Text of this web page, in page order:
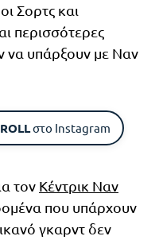
Σορτς και
περισσότερες
να υπάρξουν με Ναν
στο Instagram
τον Κέντρικ Ναν
που υπάρχουν
γκαρντ δεν